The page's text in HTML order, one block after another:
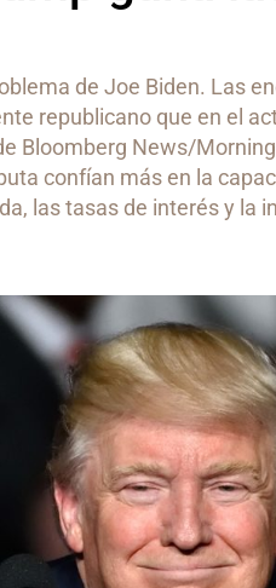
de Joe Biden. Las
republicano que en el
Bloomberg News/
confían más en la
las tasas de interés y la